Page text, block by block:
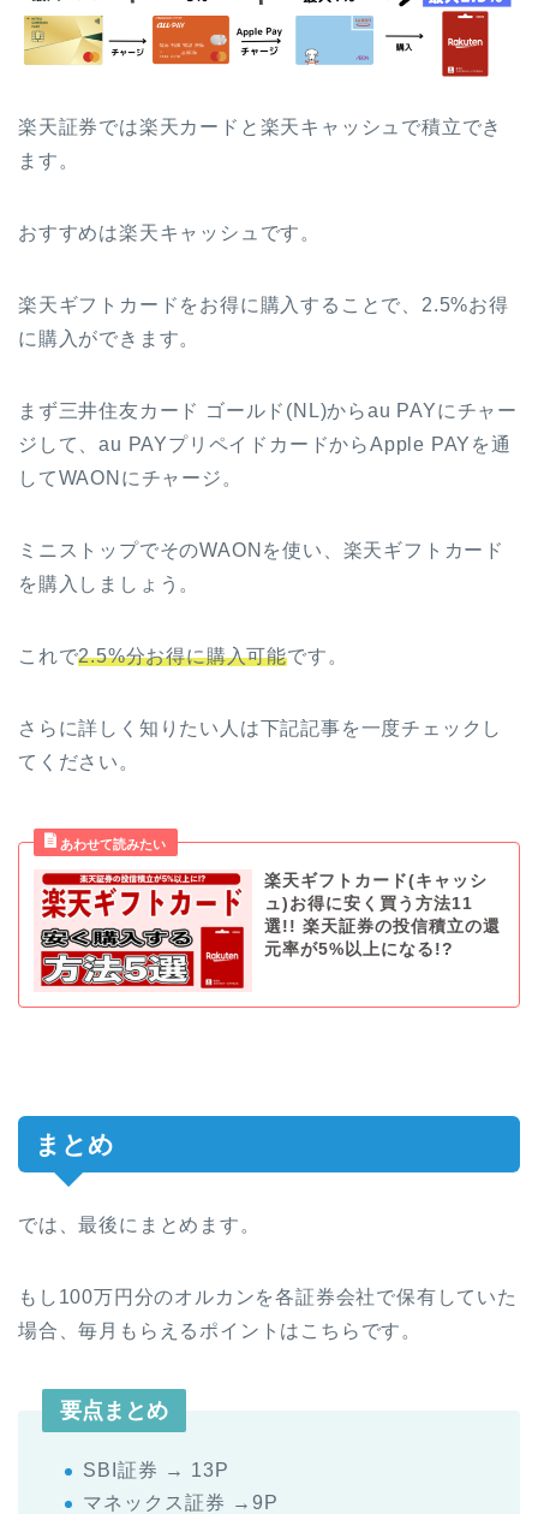
楽天証券では楽天カードと楽天キャッシュで積立でき
ます。
おすすめは楽天キャッシュです。
楽天ギフトカードをお得に購入することで、2.5%お得
に購入ができます。
まず三井住友カード ゴールド(NL)からau PAYにチャー
ジして、au PAYプリペイドカードからApple PAYを通
してWAONにチャージ。
ミニストップでそのWAONを使い、楽天ギフトカード
を購入しましょう。
これで2.5%分お得に購入可能です。
さらに詳しく知りたい人は下記記事を一度チェックし
てください。
楽天ギフトカード(キャッシ
ュ)お得に安く買う方法11
選!! 楽天証券の投信積立の還
元率が5%以上になる!?
まとめ
では、最後にまとめます。
もし100万円分のオルカンを各証券会社で保有していた
場合、毎月もらえるポイントはこちらです。
要点まとめ
SBI証券 → 13P
マネックス証券 →9P